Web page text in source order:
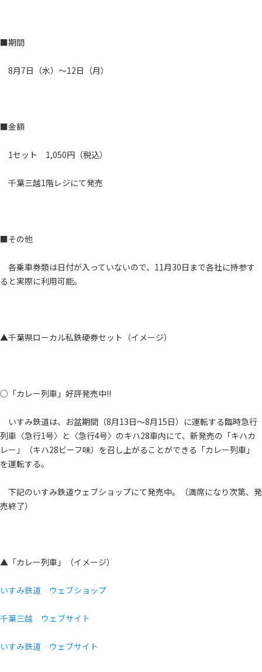
■期間
8月7日（水）～12日（月）
■金額
1セット 1,050円（税込）
千葉三越1階レジにて発売
■その他
各乗車券類は日付が入っていないので、11月30日まで各社に持参す
ると実際に利用可能。
▲千葉県ローカル私鉄硬券セット（イメージ）
○「カレー列車」好評発売中!!
いすみ鉄道は、お盆期間（8月13日～8月15日）に運転する臨時急行
列車〈急行1号〉と〈急行4号〉のキハ28車内にて、新発売の「キハカ
レー」（キハ28ビーフ味）を召し上がることができる「カレー列車」
を運転する。
下記のいすみ鉄道ウェブショップにて発売中。（満席になり次第、発
売終了）
▲「カレー列車」（イメージ）
いすみ鉄道 ウェブショップ
千葉三越 ウェブサイト
いすみ鉄道 ウェブサイト